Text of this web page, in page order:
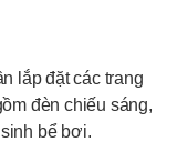
lắp đặt các trang
đèn chiếu sáng,
bể bơi.